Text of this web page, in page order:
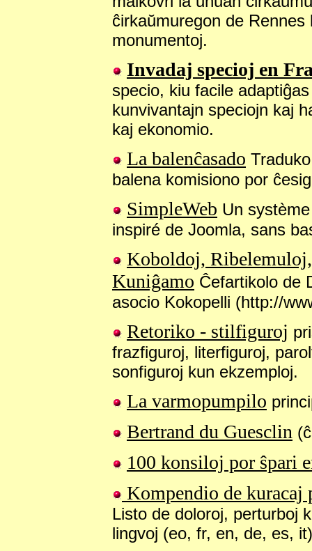
ĉirkaŭmuregon de
monumentoj.
Invadaj specioj en
specio, kiu facile
kunvivantajn speciojn kaj
kaj ekonomio.
La balenĉasado
balena komisiono por
SimpleWeb Un
inspiré de Joomla, sans
Koboldoj,
Kuniĝamo Ĉefartikolo de
asocio Kokopelli (http://
Retoriko - stilfiguroj
frazfiguroj, literfiguroj,
sonfiguroj kun ekzemploj.
La varmopumpilo
Bertrand du Guesclin
100 konsiloj por ŝpari
Kompendio de kuracaj
Listo de doloroj, perturboj
lingvoj (eo, fr, en, de, es,